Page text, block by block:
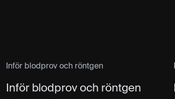
Inför blodprov och röntgen
Inför blodprov och röntgen